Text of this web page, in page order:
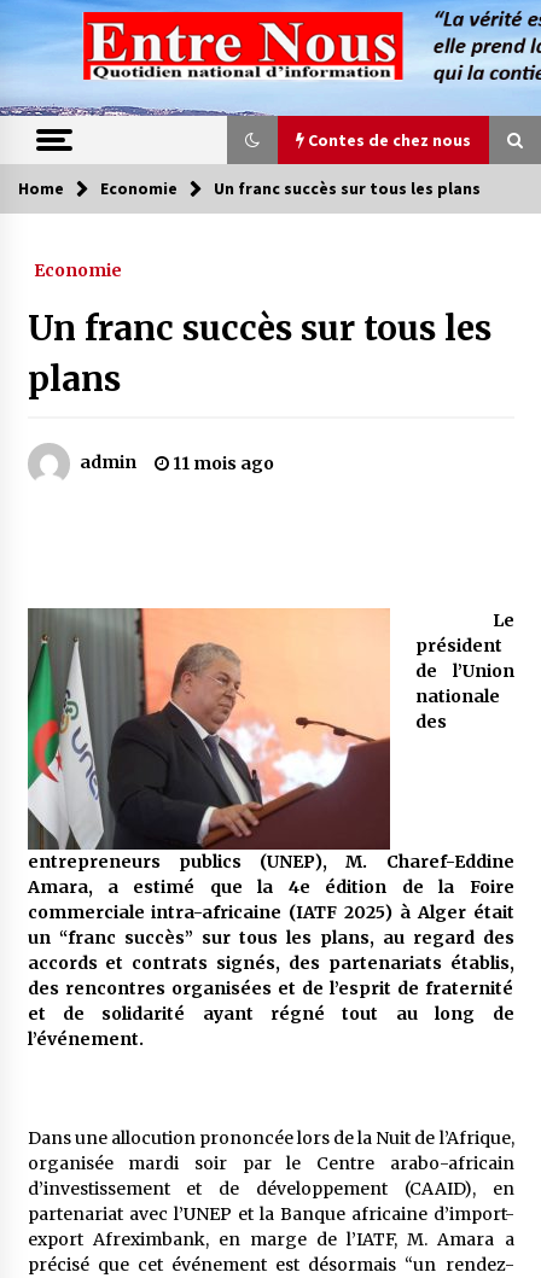
content
Contes de chez nous
Contes de chez nous
Mythes et croyances / L’hospitalité des
4 ans ago
Quand on va vite
5 ans ago
« Père, tiens-moi, je vais tomber ! »
5 ans ago
Le bouc de l’Au-delà
5 ans ago
Rencontre nocturne dans le désert (Un conte
touareg)
5 ans ago
Un conte targui/ Quand la tête est vide
Home Economie Un franc succès sur tous les plans
Economie
Un franc succès sur tous les
plans
admin 11 mois ago
Le
président
de l’Union
nationale
des
entrepreneurs publics (UNEP), M. Charef-Eddine
Amara, a estimé que la 4e édition de la Foire
commerciale intra-africaine (IATF 2025) à Alger était
un “franc succès” sur tous les plans, au regard des
accords et contrats signés, des partenariats établis,
des rencontres organisées et de l’esprit de fraternité
et de solidarité ayant régné tout au long de
l’événement.
Dans une allocution prononcée lors de la Nuit de l’Afrique,
organisée mardi soir par le Centre arabo-africain
d’investissement et de développement (CAAID), en
partenariat avec l’UNEP et la Banque africaine d’import-
export Afreximbank, en marge de l’IATF, M. Amara a
précisé que cet événement est désormais “un rendez-